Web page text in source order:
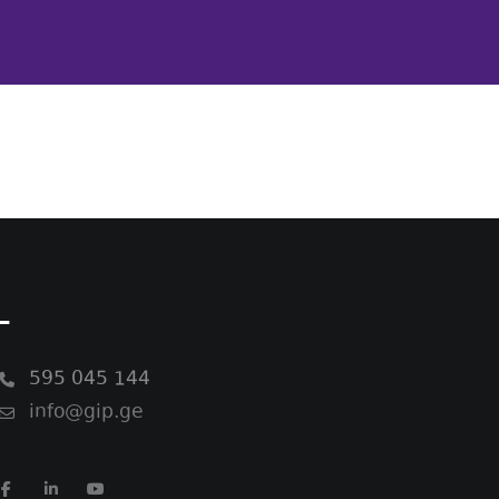
595 045 144
info@gip.ge